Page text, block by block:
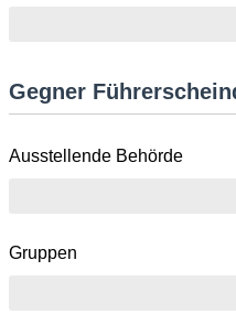
Gegner
Ausstellende Behörde
Gruppen